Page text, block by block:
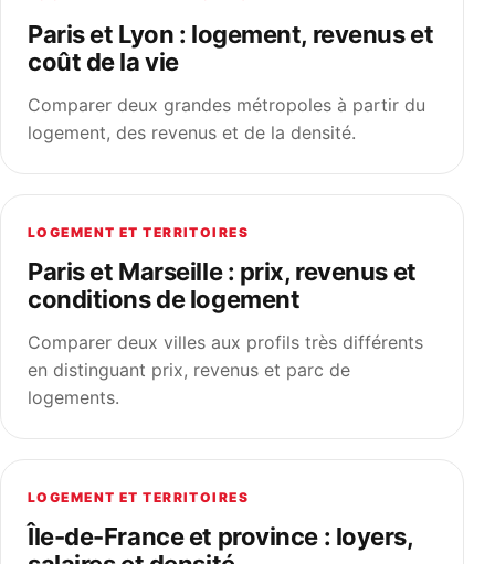
Paris et Lyon : logement, revenus et
coût de la vie
Comparer deux grandes métropoles à partir du
logement, des revenus et de la densité.
LOGEMENT ET TERRITOIRES
Paris et Marseille : prix, revenus et
conditions de logement
Comparer deux villes aux profils très différents
en distinguant prix, revenus et parc de
logements.
LOGEMENT ET TERRITOIRES
Île-de-France et province : loyers,